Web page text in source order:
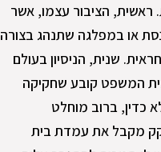
ראשית, הציבור עצמו, אשר
או במפלגה שתנהג בצורה
שנית, הניסיון בעולם
המשפט קובע שחקיקה
כדין, ברוב מוחלט
מקבל את עמדת בית